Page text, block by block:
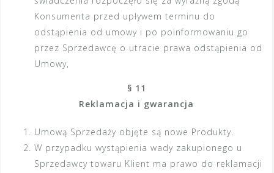
Konsumenta przed upływem terminu do
odstąpienia od umowy i po poinformowaniu go
przez Sprzedawcę o utracie prawa odstąpienia od
Umowy,
§ 11
Reklamacja i gwarancja
Umową Sprzedaży objęte są nowe Produkty.
W przypadku wystąpienia wady zakupionego u
Sprzedawcy towaru Klient ma prawo do reklamacji